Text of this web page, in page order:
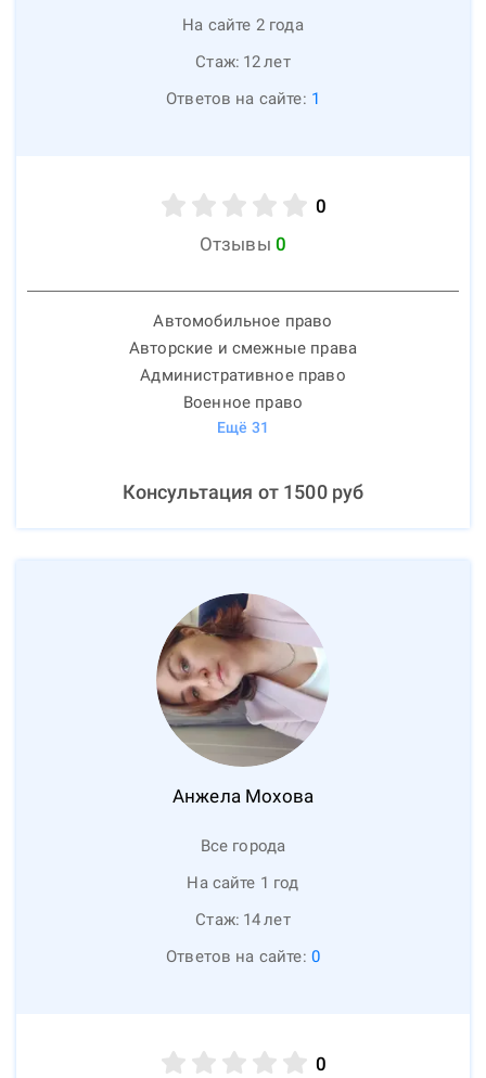
На сайте 2 года
Стаж: 12лет
Ответов на сайте: 1
0
Отзывы 0
Автомобильное право
Авторские и смежные права
Административное право
Военное право
Ещё 31
Консультация от 1500руб
Анжела Мохова
Все города
На сайте 1 год
Стаж: 14лет
Ответов на сайте: 0
0